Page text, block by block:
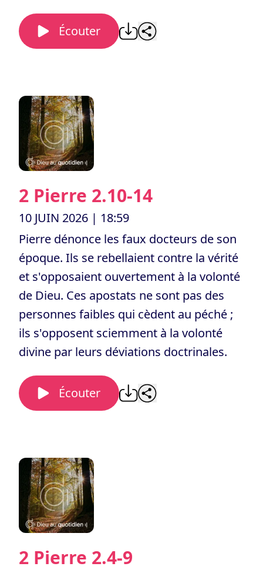
Écouter
2 Pierre 2.10-14
10 JUIN 2026 | 18:59
Pierre dénonce les faux docteurs de son
époque. Ils se rebellaient contre la vérité
et s'opposaient ouvertement à la volonté
de Dieu. Ces apostats ne sont pas des
personnes faibles qui cèdent au péché ;
ils s'opposent sciemment à la volonté
divine par leurs déviations doctrinales.
Écouter
2 Pierre 2.4-9